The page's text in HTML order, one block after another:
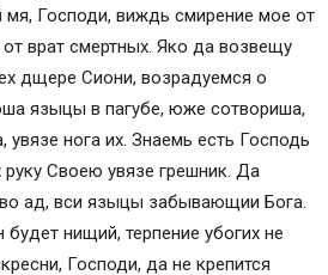
мя, Господи, виждь смирение мое от
врат смертных. Яко да возвещу
дщере Сиони, возрадуемся о
языцы в пагубе, юже сотвориша,
нога их. Знаемь есть Господь
Своею увязе грешник. Да
ад, вси языцы забывающии Бога.
нищий, терпение убогих не
Господи, да не крепится